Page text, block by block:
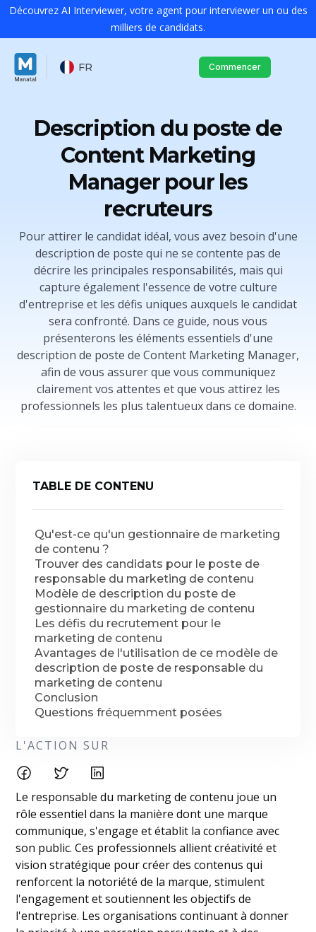
Découvrez AI Interviewer, votre agent pour interviewer un ou des
milliers de candidats.
FR Commencer
Description du poste de
Content Marketing
Manager pour les
recruteurs
Pour attirer le candidat idéal, vous avez besoin d'une
description de poste qui ne se contente pas de
décrire les principales responsabilités, mais qui
capture également l'essence de votre culture
d'entreprise et les défis uniques auxquels le candidat
sera confronté. Dans ce guide, nous vous
présenterons les éléments essentiels d'une
description de poste de Content Marketing Manager,
afin de vous assurer que vous communiquez
clairement vos attentes et que vous attirez les
professionnels les plus talentueux dans ce domaine.
TABLE DE CONTENU
Qu'est-ce qu'un gestionnaire de marketing
de contenu ?
Trouver des candidats pour le poste de
responsable du marketing de contenu
Modèle de description du poste de
gestionnaire du marketing de contenu
Les défis du recrutement pour le
marketing de contenu
Avantages de l'utilisation de ce modèle de
description de poste de responsable du
marketing de contenu
Conclusion
Questions fréquemment posées
L'ACTION SUR
Le responsable du marketing de contenu joue un
rôle essentiel dans la manière dont une marque
communique, s'engage et établit la confiance avec
son public. Ces professionnels allient créativité et
vision stratégique pour créer des contenus qui
renforcent la notoriété de la marque, stimulent
l'engagement et soutiennent les objectifs de
l'entreprise. Les organisations continuant à donner